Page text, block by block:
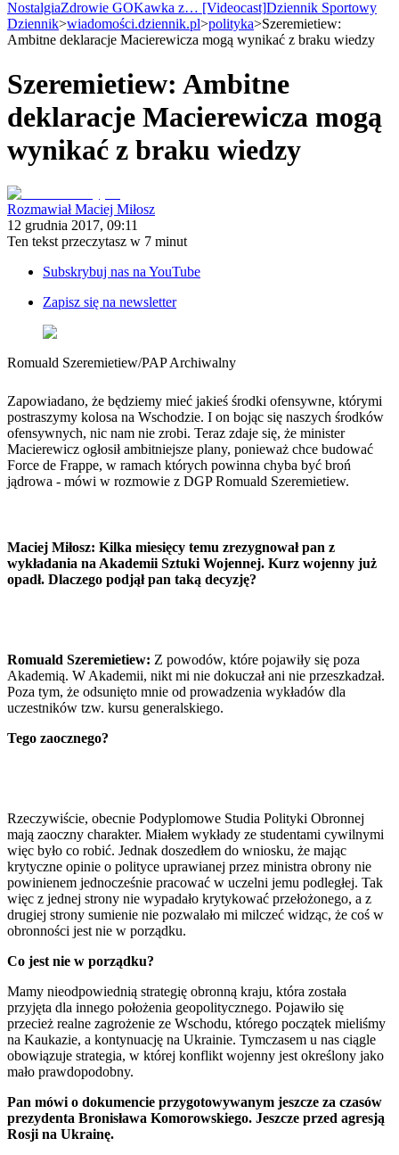
Wiadomości
Kraj
Świat
Nauka
Ciekawostki
Aktualności
Emerytury
Finanse
Twoje finanse
Finanse
KSEF
Auto
Auta ekologiczne
Automotive
Jednoślady
Paliwo
Testy
Życie gwiazd
Aktualności
Plotki
Telewizja
Hity internetu
Kobieta
Aktualności
Moda
Piłka nożna
Siatkówka
Tenis
F1
Koszykówka
Kultowe przeboje
Porady z tamtych lat
Wtedy się działo
Silver news
Ogród
Gotowanie
Porady
Przepisy
Podróże
Polska
Europa
Świat
Ubezpieczenie
Moja szkoła
Pogoda
Moto
Quizy
Zdrowie
Choroby
Profilaktyka
Diety
NostalgiaZdrowie GOKawka z… [Videocast]Dziennik Sportowy
Dziennik>wiadomości.dziennik.pl>polityka>Szeremietiew:
Ambitne deklaracje Macierewicza mogą wynikać z braku wiedzy
Szeremietiew: Ambitne
deklaracje Macierewicza mogą
wynikać z braku wiedzy
Rozmawiał Maciej Miłosz
12 grudnia 2017, 09:11
Ten tekst przeczytasz w 7 minut
Subskrybuj nas na YouTube
Zapisz się na newsletter
Romuald Szeremietiew/PAP Archiwalny
Zapowiadano, że będziemy mieć jakieś środki ofensywne, którymi
postraszymy kolosa na Wschodzie. I on bojąc się naszych środków
ofensywnych, nic nam nie zrobi. Teraz zdaje się, że minister
Macierewicz ogłosił ambitniejsze plany, ponieważ chce budować
Force de Frappe, w ramach których powinna chyba być broń
jądrowa - mówi w rozmowie z DGP Romuald Szeremietiew.
Maciej Miłosz: Kilka miesięcy temu zrezygnował pan z
wykładania na Akademii Sztuki Wojennej. Kurz wojenny już
opadł. Dlaczego podjął pan taką decyzję?
Romuald Szeremietiew: Z powodów, które pojawiły się poza
Akademią. W Akademii, nikt mi nie dokuczał ani nie przeszkadzał.
Poza tym, że odsunięto mnie od prowadzenia wykładów dla
uczestników tzw. kursu generalskiego.
Tego zaocznego?
Rzeczywiście, obecnie Podyplomowe Studia Polityki Obronnej
mają zaoczny charakter. Miałem wykłady ze studentami cywilnymi
więc było co robić. Jednak doszedłem do wniosku, że mając
krytyczne opinie o polityce uprawianej przez ministra obrony nie
powinienem jednocześnie pracować w uczelni jemu podległej. Tak
więc z jednej strony nie wypadało krytykować przełożonego, a z
drugiej strony sumienie nie pozwalało mi milczeć widząc, że coś w
obronności jest nie w porządku.
Co jest nie w porządku?
Mamy nieodpowiednią strategię obronną kraju, która została
przyjęta dla innego położenia geopolitycznego. Pojawiło się
przecież realne zagrożenie ze Wschodu, którego początek mieliśmy
na Kaukazie, a kontynuację na Ukrainie. Tymczasem u nas ciągle
obowiązuje strategia, w której konflikt wojenny jest określony jako
mało prawdopodobny.
Pan mówi o dokumencie przygotowywanym jeszcze za czasów
prezydenta Bronisława Komorowskiego. Jeszcze przed agresją
Rosji na Ukrainę.